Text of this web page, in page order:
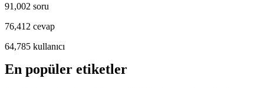
91,002 soru
76,412 cevap
64,785 kullanıcı
En popüler etiketler